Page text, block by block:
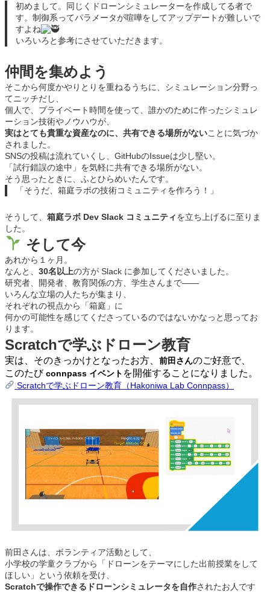
初めまして。同じくドローンシミュレーターを作成してる者で
す。制御系ってパラメータが喧嘩をしてアップデートが難しいで
すよね
いろいろと参考にさせていただきます。
仲間を集めよう
そこから何度かやりとりを重ねるうちに、シミュレーション分野っ
てニッチだし、
個人で、プライベート時間を使って、誰かのために作ったシミュレ
ーション技術やノウハウが、
実はとても貴重な資産なのに、共有できる場所がないことに気づか
されました。
SNSの投稿は流れていくし、GitHubのIssueは少し堅い。
「試行錯誤の途中」を気軽に共有できる場所がない。
そう思ったときに、ふとひらめいたんです。
「そうだ、箱庭ラボの技術コミュニティを作ろう！」
そうして、 箱庭ラボ Dev Slack コミュニティを立ち上げるに至りま
した。
そして今
あれから１ヶ月。
なんと、 30名以上の方が Slack に参加してくださいました。
研究者、開発者、教育関係の方、学生さんまで——
いろんな立場の人たちが集まり、
それぞれの視点から「箱庭」に
何かの可能性を感じてくださっているのではないかなっと思ってお
ります。
Scratchで学ぶドローン教育
実は、そのきっかけとなったお方、 前田さんのご好意で、
このたびconnpass イベント を開催することになりました。
Scratchで学ぶドローン教育（Hakoniwa Lab Connpass）
前田さんは、ボランティア活動として、
小学校の学童クラブから「ドローンをテーマにした出前授業をして
ほしい」という依頼を受け、
Scratchで操作できるドローンシミュレータを自作されたお人です